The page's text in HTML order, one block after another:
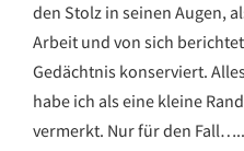
den Stolz in seinen Augen,
Arbeit und von sich
Gedächtnis konserviert.
habe ich als eine kleine
vermerkt. Nur für den Fall…..